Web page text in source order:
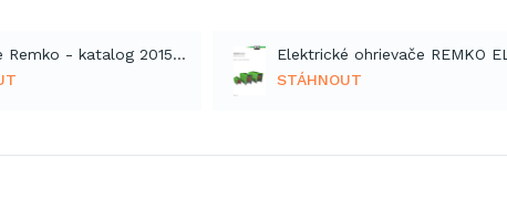
Ohrievače Remko - katalog 2015 (PDF)
STÁHNOUT